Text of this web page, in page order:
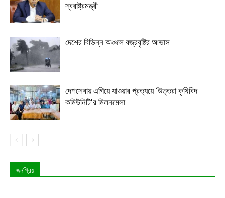
স্বরাষ্ট্রমন্ত্রী
দেশের বিভিন্ন অঞ্চলে বজ্রবৃষ্টির আভাস
দেশসেবায় এগিয়ে যাওয়ার প্রত্যয়ে ‘উত্তরা কৃষিবিদ
কমিউনিটি’র মিলনমেলা
জনপ্রিয়